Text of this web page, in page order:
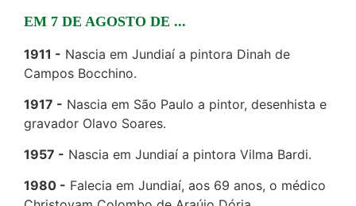
EM 7 DE AGOSTO DE ...
1911
Nascia em Jundiaí a pintora Dinah de
Campos Bocchino.
1917
Nascia em São Paulo a pintor, desenhista e
gravador Olavo Soares.
1957
Nascia em Jundiaí a pintora Vilma Bardi.
1980
Falecia em Jundiaí, aos 69 anos, o médico